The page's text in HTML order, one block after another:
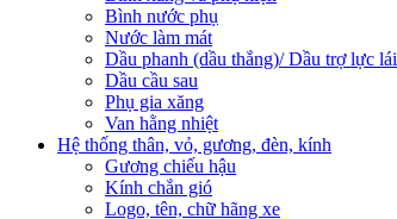
Bình nước phụ
Nước làm mát
Dầu phanh (dầu thắng)/ Dầu trợ lực lái
Dầu cầu sau
Phụ gia xăng
Van hằng nhiệt
Hệ thống thân, vỏ, gương, đèn, kính
Gương chiếu hậu
Kính chắn gió
Logo, tên, chữ hãng xe